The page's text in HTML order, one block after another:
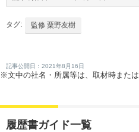
タグ: 監修 粟野友樹
記事公開日：2021年8月16日
※文中の社名・所属等は、取材時または
履歴書ガイド一覧